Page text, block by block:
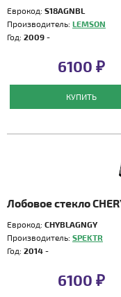
Еврокод: S18AGNBL
Производитель: LEMSON
Год: 2009 -
6100 ₽
КУПИТЬ
Лобовое стекло
Еврокод: CHYBLAGNGY
Производитель: SPEKTR
Год: 2014 -
6100 ₽